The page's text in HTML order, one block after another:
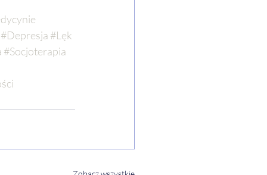
#Depresja #Lęk
#Socjoterapia